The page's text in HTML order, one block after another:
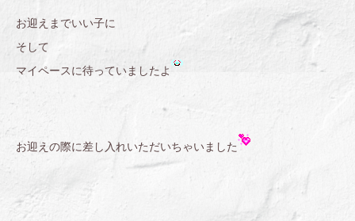
お迎えまでいい子に
そして
マイペースに待っていましたよ
お迎えの際に差し入れいただいちゃいました